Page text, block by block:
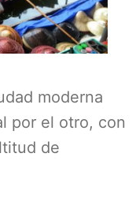
moderna
por el otro, con
de